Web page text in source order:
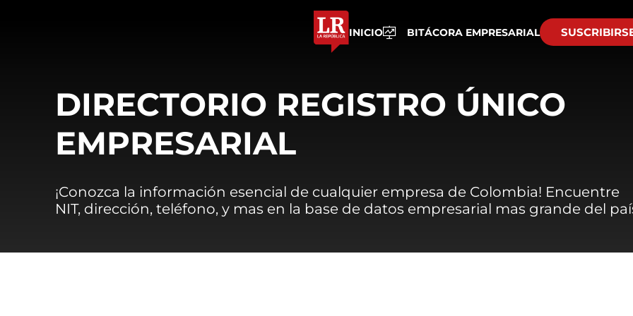
INICIO BITÁCORA EMPRESARIAL
DIRECTORIO REGISTRO ÚNICO
EMPRESARIAL
¡Conozca la información esencial de cualquier empresa de Colombia! Encuentre
NIT, dirección, teléfono, y mas en la base de datos empresarial mas grande del